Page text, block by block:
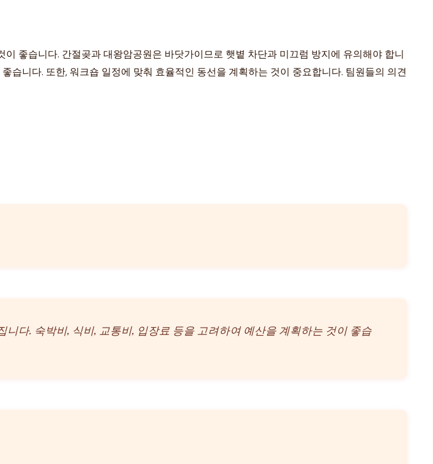
좋습니다. 간절곶과 대왕암공원은 바닷가이므로 햇볕 차단과 미끄럼 방지에 유의해야 합니
습니다. 또한, 워크숍 일정에 맞춰 효율적인 동선을 계획하는 것이 중요합니다. 팀원들의 의견
다. 숙박비, 식비, 교통비, 입장료 등을 고려하여 예산을 계획하는 것이 좋습